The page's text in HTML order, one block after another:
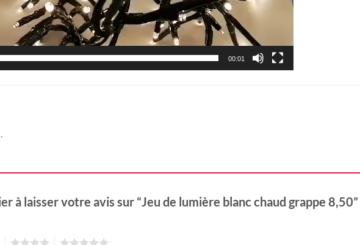
00:01
à laisser votre avis sur “Jeu de lumière blanc chaud grappe 8,50”